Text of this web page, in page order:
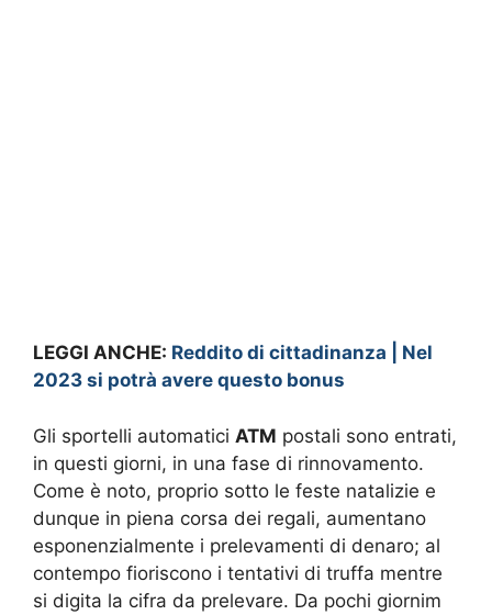
LEGGI ANCHE: Reddito di cittadinanza | Nel
2023 si potrà avere questo bonus
Gli sportelli automatici ATM postali sono entrati,
in questi giorni, in una fase di rinnovamento.
Come è noto, proprio sotto le feste natalizie e
dunque in piena corsa dei regali, aumentano
esponenzialmente i prelevamenti di denaro; al
contempo fioriscono i tentativi di truffa mentre
si digita la cifra da prelevare. Da pochi giornim